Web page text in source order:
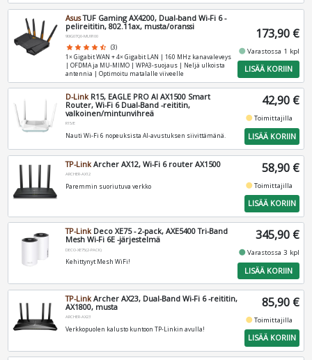
AsusTUF Gaming AX4200, Dual-band Wi-Fi 6 -
pelireititin, 802.11ax, musta/oranssi
90IG07Q0-MU9100
star star star star star_half (3)
1× Gigabit WAN + 4× Gigabit LAN | 160 MHz kanavaleveys
| OFDMA ja MU-MIMO | WPA3-suojaus | Neljä ulkoista
antennia | Optimoitu matalalle viiveelle
173,90 €
fiber_manual_recordVarastossa 1 kpl
LISÄÄ KORIIN
D-LinkR15, EAGLE PRO AI AX1500 Smart
Router, Wi-Fi 6 Dual-Band -reititin,
valkoinen/mintunvihreä
R15/E
Nauti Wi-Fi 6 nopeuksista AI-avustuksen siivittämänä.
42,90 €
fiber_manual_recordToimittajilla
LISÄÄ KORIIN
TP-Link Archer AX12, Wi-Fi 6 router AX1500
ARCHER-AX12
Paremmin suoriutuva verkko
58,90 €
fiber_manual_recordToimittajilla
LISÄÄ KORIIN
TP-LinkDeco XE75 - 2-pack, AXE5400 Tri-Band
Mesh Wi-Fi 6E -järjestelmä
DECO-XE75(2-PACK)
Kehittynyt Mesh WiFi!
345,90 €
fiber_manual_recordVarastossa 3 kpl
LISÄÄ KORIIN
TP-LinkArcher AX23, Dual-Band Wi-Fi 6 -reititin,
AX1800, musta
ARCHER-AX23
Verkkopuolen kalusto kuntoon TP-Linkin avulla!
85,90 €
fiber_manual_recordToimittajilla
LISÄÄ KORIIN